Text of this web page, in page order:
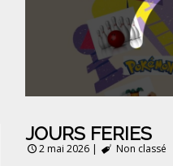
JOURS FERIES
2 mai 2026| Non classé